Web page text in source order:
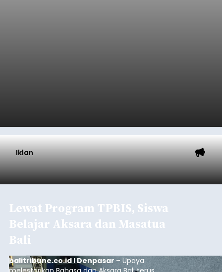
Iklan
Lewat Program TPBIS, Siswa
Belajar Aksara dan Masatua
Bali
balitribune.co.id I Denpasar – Upaya